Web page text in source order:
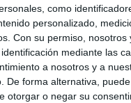
como
personalizado,
Con su permiso, nosotros
mediante las
a nosotros y a
De forma alternativa,
otorgar o negar su